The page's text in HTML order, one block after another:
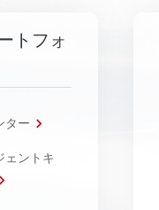
トフォ
ター
ェントキ